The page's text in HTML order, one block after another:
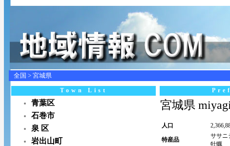
全国 > 宮城県
Town List
青葉区
石巻市
泉 区
岩出山町
宮城県 miyagi
人口
特産品
ササニ
牡蠣